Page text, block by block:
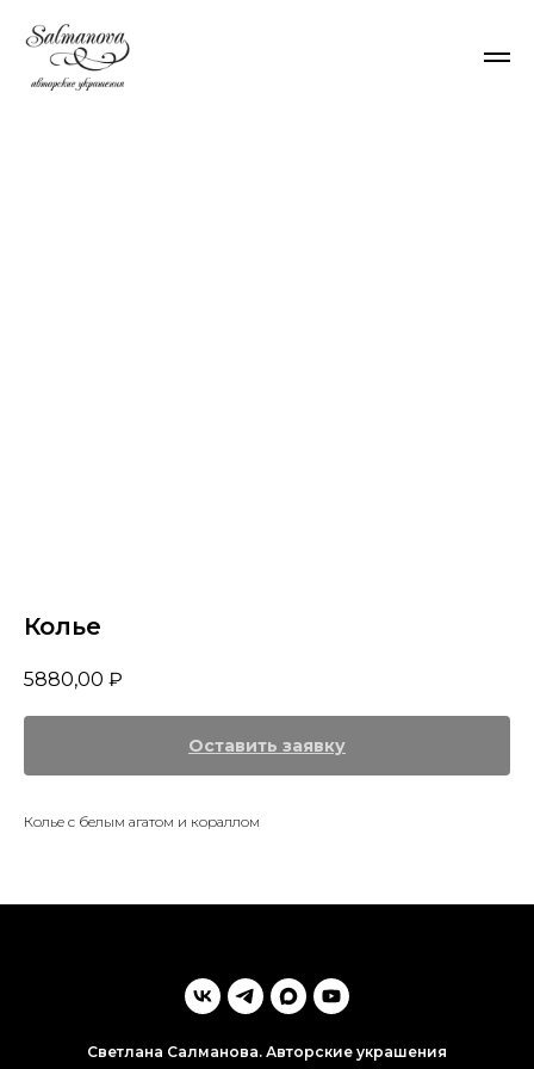
Колье
5880,00 ₽
Оставить заявку
Колье с белым агатом и кораллом
Светлана Салманова. Авторские украшения